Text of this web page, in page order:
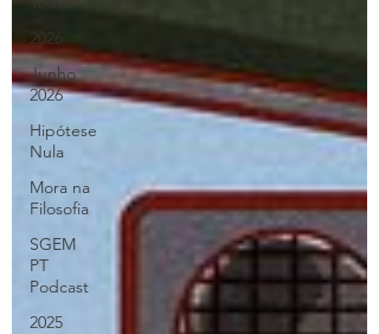
2026
Junho
2026
Hipótese
Nula
Mora na
Filosofia
SGEM
PT
Podcast
2025